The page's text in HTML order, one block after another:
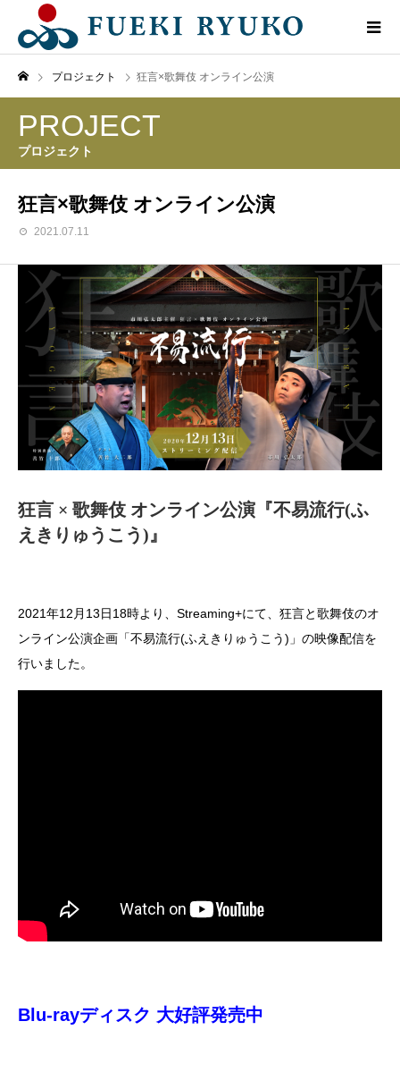
プロジェクト 狂言×歌舞伎 オンライン公演
PROJECT
プロジェクト
狂言×歌舞伎 オンライン公演
2021.07.11
狂言 × 歌舞伎 オンライン公演『不易流行(ふ
えきりゅうこう)』
2021年12月13日18時より、Streaming+にて、狂言と歌舞伎のオ
ンライン公演企画「不易流行(ふえきりゅうこう)」の映像配信を
行いました。
Blu-rayディスク 大好評発売中